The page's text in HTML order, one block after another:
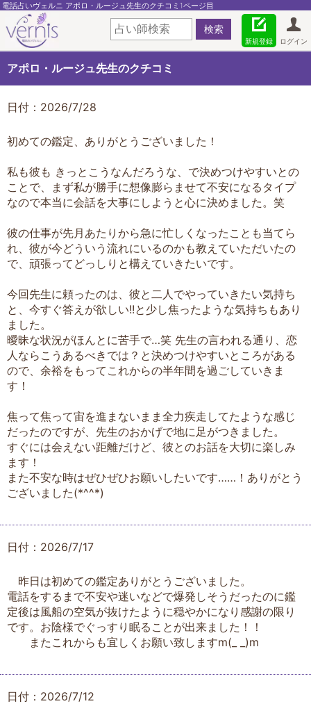
電話占いヴェルニ アポロ・ルージュ先生のクチコミ1ページ目
ログイン
新規登録
アポロ・ルージュ先生のクチコミ
日付：2026/7/28
初めての鑑定、ありがとうございました！
私も彼も きっとこうなんだろうな、で決めつけやすいとの
ことで、まず私が勝手に想像膨らませて不安になるタイプ
なので本当に会話を大事にしようと心に決めました。笑
彼の仕事が先月あたりから急に忙しくなったことも当てら
れ、彼が今どういう流れにいるのかも教えていただいたの
で、頑張ってどっしりと構えていきたいです。
今回先生に頼ったのは、彼と二人でやっていきたい気持ち
と、今すぐ答えが欲しい!!と少し焦ったような気持ちもあり
ました。
曖昧な状況がほんとに苦手で…笑 先生の言われる通り、恋
人ならこうあるべきでは？と決めつけやすいところがある
ので、余裕をもってこれからの半年間を過ごしていきま
す！
焦って焦って宙を進まないまま全力疾走してたような感じ
だったのですが、先生のおかげで地に足がつきました。
すぐには会えない距離だけど、彼とのお話を大切に楽しみ
ます！
また不安な時はぜひぜひお願いしたいです……！ありがとう
ございました(*^^*)
日付：2026/7/17
昨日は初めての鑑定ありがとうございました。
電話をするまで不安や迷いなどで爆発しそうだったのに鑑
定後は風船の空気が抜けたように穏やかになり感謝の限り
です。お陰様でぐっすり眠ることが出来ました！！
またこれからも宜しくお願い致しますm(_ _)m
日付：2026/7/12